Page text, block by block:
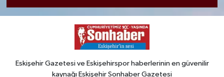
Eskişehir Gazetesi ve Eskişehirspor haberlerinin en güvenilir
kaynağı Eskişehir Sonhaber Gazetesi